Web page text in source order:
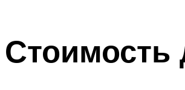
Стоимость